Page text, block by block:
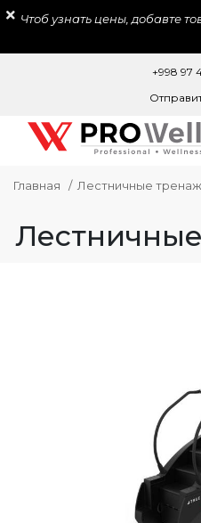
Чтоб узнать цены, добавте
+998 97
Главная Лестничные